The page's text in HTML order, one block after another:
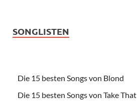
SONGLISTEN
Die 15 besten Songs von Blond
Die 15 besten Songs von Take That